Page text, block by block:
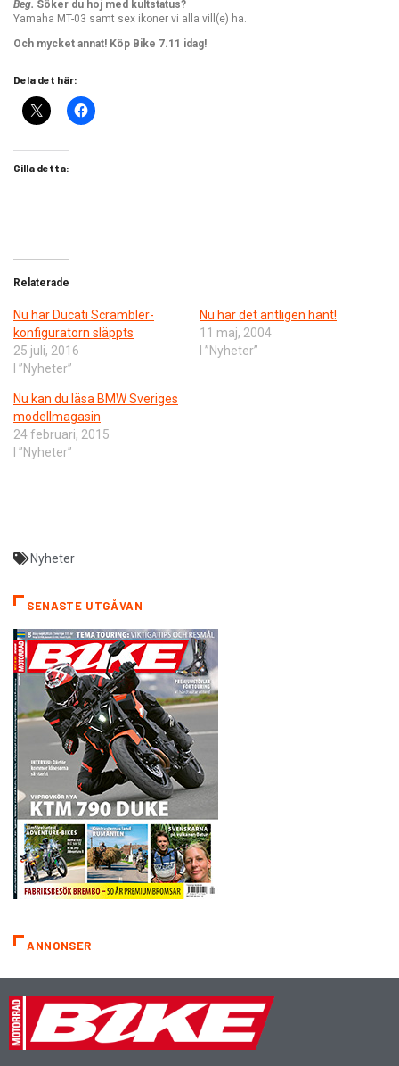
Beg. Söker du hoj med kultstatus?
Yamaha MT-03 samt sex ikoner vi alla vill(e) ha.
Och mycket annat! Köp Bike 7.11 idag!
Dela det här:
Gilla detta:
Relaterade
Nu har Ducati Scrambler-
konfiguratorn släppts
25 juli, 2016
I ”Nyheter”
Nu har det äntligen hänt!
11 maj, 2004
I ”Nyheter”
Nu kan du läsa BMW Sveriges
modellmagasin
24 februari, 2015
I ”Nyheter”
Nyheter
SENASTE UTGÅVAN
ANNONSER